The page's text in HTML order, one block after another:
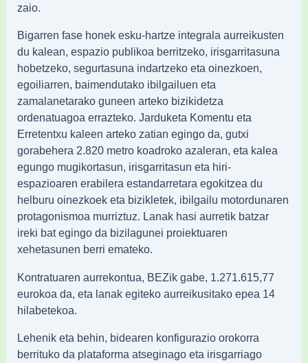
zaio.
Bigarren fase honek esku-hartze integrala aurreikusten
du kalean, espazio publikoa berritzeko, irisgarritasuna
hobetzeko, segurtasuna indartzeko eta oinezkoen,
egoiliarren, baimendutako ibilgailuen eta
zamalanetarako guneen arteko bizikidetza
ordenatuagoa errazteko. Jarduketa Komentu eta
Erretentxu kaleen arteko zatian egingo da, gutxi
gorabehera 2.820 metro koadroko azaleran, eta kalea
egungo mugikortasun, irisgarritasun eta hiri-
espazioaren erabilera estandarretara egokitzea du
helburu oinezkoek eta bizikletek, ibilgailu motordunaren
protagonismoa murriztuz. Lanak hasi aurretik batzar
ireki bat egingo da bizilagunei proiektuaren
xehetasunen berri emateko.
Kontratuaren aurrekontua, BEZik gabe, 1.271.615,77
eurokoa da, eta lanak egiteko aurreikusitako epea 14
hilabetekoa.
Lehenik eta behin, bidearen konfigurazio orokorra
berrituko da plataforma atseginago eta irisgarriago